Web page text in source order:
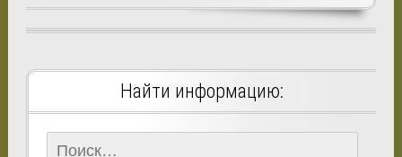
Найти информацию:
Найти: